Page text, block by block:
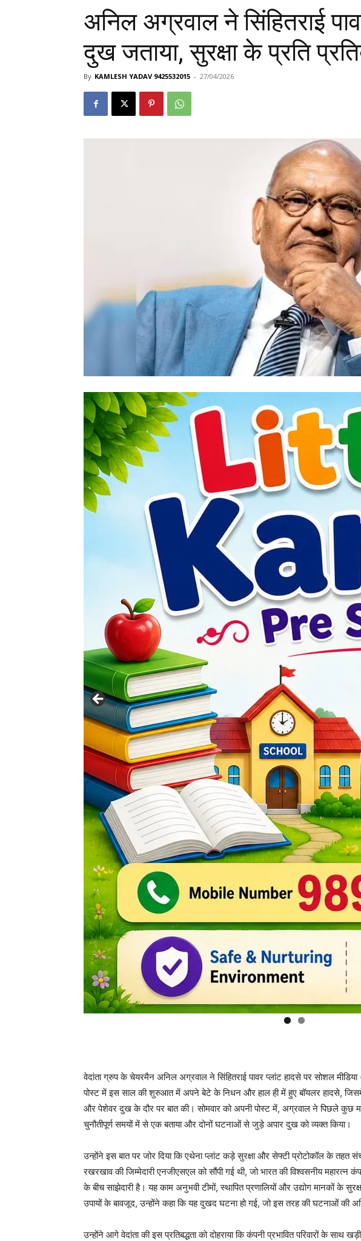
अनिल अग्रवाल ने सिंहितराई
दुख जताया, सुरक्षा के प्रति
By KAMLESH YADAV 9425532015 - 27/04/2026
वेदांता ग्रुप के चेयरमैन अनिल अग्रवाल ने सिंहितराई पावर प्लांट हादसे पर सोशल
पोस्ट में इस साल की शुरुआत में अपने बेटे के निधन और हाल ही में हुए बॉयलर हादसे,
और पेशेवर दुख के दौर पर बात की। सोमवार को अपनी पोस्ट में, अग्रवाल ने पिछले
चुनौतीपूर्ण समयों में से एक बताया और दोनों घटनाओं से जुड़े अपार दुख को व्यक्त किया।
उन्होंने इस बात पर जोर दिया कि एथेना प्लांट कड़े सुरक्षा और सेफ्टी प्रोटोकॉल के तहत
रखरखाव की जिम्मेदारी एनजीएसएल को सौंपी गई थी, जो भारत की विश्वसनीय
के बीच साझेदारी है। यह काम अनुभवी टीमों, स्थापित प्रणालियों और उद्योग मानकों के
उपायों के बावजूद, उन्होंने कहा कि यह दुखद घटना हो गई, जो इस तरह की घटनाओं की
उन्होंने आगे वेदांता की इस प्रतिबद्धता को दोहराया कि कंपनी प्रभावित परिवारों के साथ